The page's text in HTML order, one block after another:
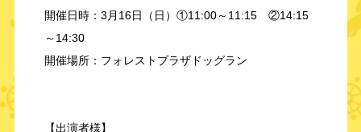
開催日時：3月16日（日）①11:00～11:15 ②14:15
～14:30
開催場所：フォレストプラザドッグラン
【出演者様】